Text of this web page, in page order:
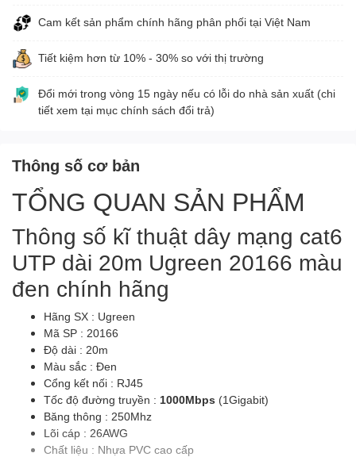
Cam kết sản phẩm chính hãng phân phối tại Việt Nam
Tiết kiệm hơn từ 10% - 30% so với thị trường
Đổi mới trong vòng 15 ngày nếu có lỗi do nhà sản xuất (chi
tiết xem tại mục chính sách đổi trả)
Thông số cơ bản
TỔNG QUAN SẢN PHẨM
Thông số kĩ thuật dây mạng cat6
UTP dài 20m Ugreen 20166 màu
đen chính hãng
Hãng SX : Ugreen
Mã SP : 20166
Độ dài : 20m
Màu sắc : Đen
Cổng kết nối : RJ45
Tốc độ đường truyền : 1000Mbps (1Gigabit)
Băng thông : 250Mhz
Lõi cáp : 26AWG
Chất liệu : Nhựa PVC cao cấp